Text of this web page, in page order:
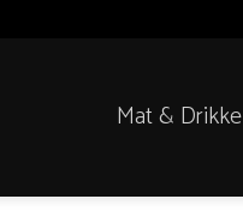
Mat & Drikke